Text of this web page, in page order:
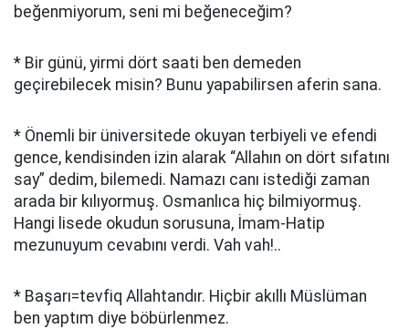
beğenmiyorum, seni mi beğeneceğim?
* Bir günü, yirmi dört saati ben demeden
geçirebilecek misin? Bunu yapabilirsen aferin sana.
* Önemli bir üniversitede okuyan terbiyeli ve efendi
gence, kendisinden izin alarak “Allahın on dört sıfatını
say” dedim, bilemedi. Namazı canı istediği zaman
arada bir kılıyormuş. Osmanlıca hiç bilmiyormuş.
Hangi lisede okudun sorusuna, İmam-Hatip
mezunuyum cevabını verdi. Vah vah!..
* Başarı=tevfiq Allahtandır. Hiçbir akıllı Müslüman
ben yaptım diye böbürlenmez.